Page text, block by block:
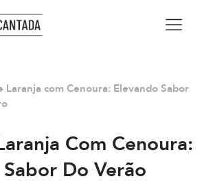
Laranja com Cenoura: Elevando Sabor
Com Cenoura:
Do Verão